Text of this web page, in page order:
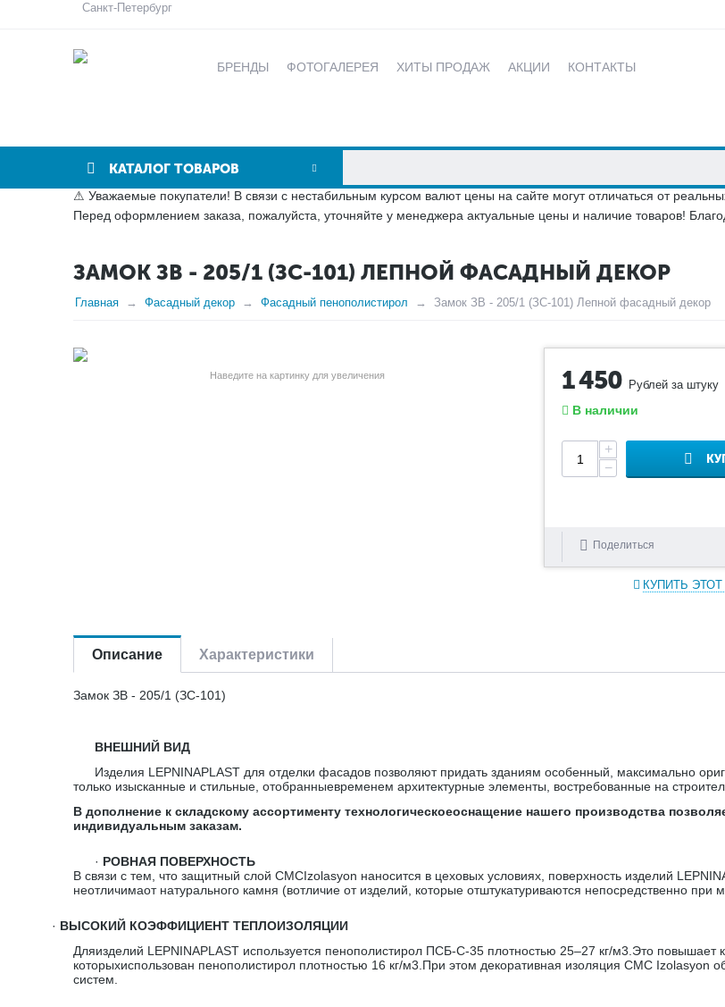
Санкт-Петербург
БРЕНДЫ ФОТОГАЛЕРЕЯ ХИТЫ ПРОДАЖ АКЦИИ КОНТАКТЫ
КАТАЛОГ ТОВАРОВ
⚠ Уважаемые покупатели! В связи с нестабильным курсом валют цены на сайте могут отличаться от
Перед оформлением заказа, пожалуйста, уточняйте у менеджера актуальные цены и наличие товаров!
ЗАМОК ЗВ - 205/1 (ЗС-101) ЛЕПНОЙ ФАСАДНЫЙ ДЕКОР
Главная Фасадный декор Фасадный пенополистирол Замок ЗВ - 205/1 (ЗС-101) Лепной фасадный декор
Наведите на картинку для увеличения 1 450 Рублей за штуку
В наличии
+
−
Поделиться
КУПИТЬ
Описание Характеристики
Замок ЗВ - 205/1 (ЗС-101)
ВНЕШНИЙ ВИД
Изделия LEPNINAPLAST для отделки фасадов позволяют придать зданиям особенный, максимально
только изысканные и стильные, отобранныевременем архитектурные элементы, востребованные на
В дополнение к складскому ассортименту технологическоеоснащение нашего производства
индивидуальным заказам.
· РОВНАЯ ПОВЕРХНОСТЬ
В связи с тем, что защитный слой CMCIzolasyon наносится в цеховых условиях, поверхность изделий
неотличимаот натурального камня (вотличие от изделий, которые отштукатуриваются непосредственно при
· ВЫСОКИЙ КОЭФФИЦИЕНТ ТЕПЛОИЗОЛЯЦИИ
Дляизделий LEPNINAPLAST используется пенополистирол ПСБ-С-35 плотностью 25–27 кг/м3.Это
которыхиспользован пенополистирол плотностью 16 кг/м3.При этом декоративная изоляция CMC Izolasyon
систем.